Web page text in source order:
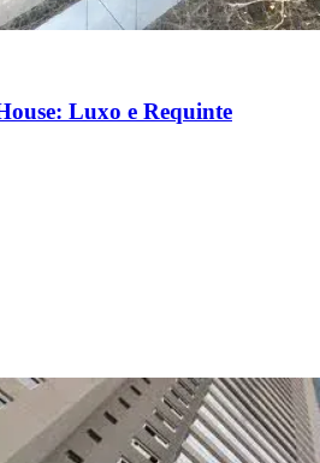
Luxo e Requinte